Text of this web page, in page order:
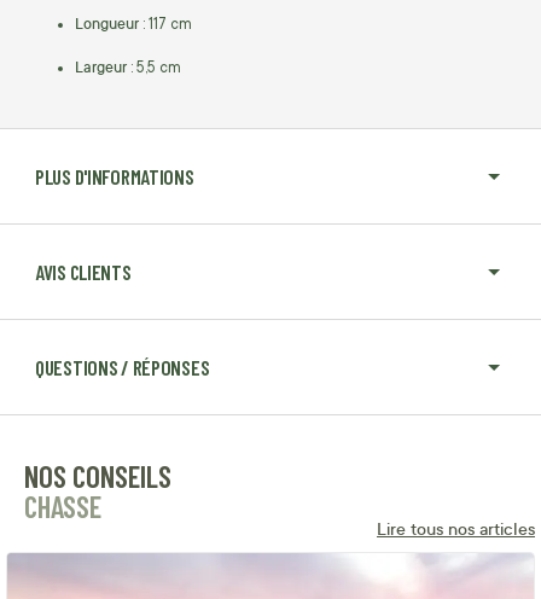
PLUS D'INFORMATIONS
AVIS CLIENTS
QUESTIONS / RÉPONSES
Longueur : 117 cm
Largeur : 5,5 cm
NOS CONSEILS
CHASSE
Lire tous nos articles